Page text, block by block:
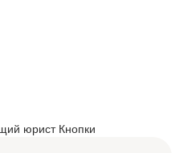
юрист Кнопки